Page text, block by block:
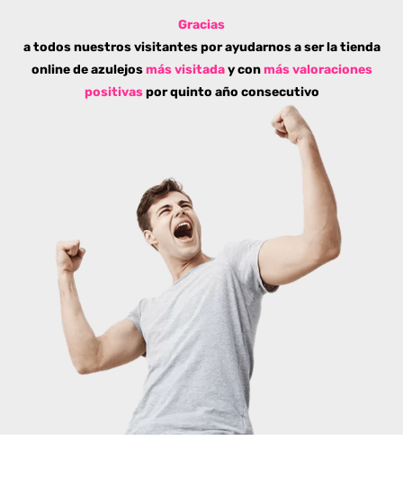
Gracias
a todos nuestros visitantes por ayudarnos a ser la tienda
online de azulejos más visitaday conmás valoraciones
positivaspor quinto año consecutivo